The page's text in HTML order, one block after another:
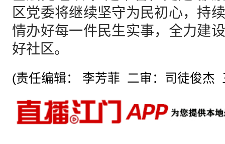
区党委将继续坚守为民初心，持
情办好每一件民生实事，全力建
好社区。
(责任编辑： 李芳菲 二审：司徒俊杰